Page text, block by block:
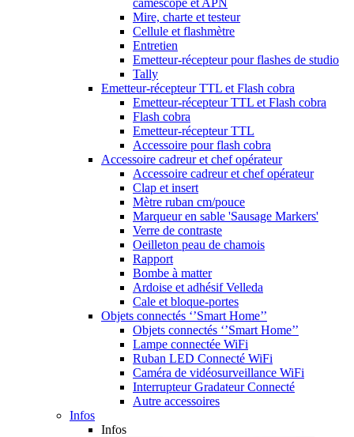
caméscope et APN
Mire, charte et testeur
Cellule et flashmètre
Entretien
Emetteur-récepteur pour flashes de studio
Tally
Emetteur-récepteur TTL et Flash cobra
Emetteur-récepteur TTL et Flash cobra
Flash cobra
Emetteur-récepteur TTL
Accessoire pour flash cobra
Accessoire cadreur et chef opérateur
Accessoire cadreur et chef opérateur
Clap et insert
Mètre ruban cm/pouce
Marqueur en sable 'Sausage Markers'
Verre de contraste
Oeilleton peau de chamois
Rapport
Bombe à matter
Ardoise et adhésif Velleda
Cale et bloque-portes
Objets connectés ‘’Smart Home’’
Objets connectés ‘’Smart Home’’
Lampe connectée WiFi
Ruban LED Connecté WiFi
Caméra de vidéosurveillance WiFi
Interrupteur Gradateur Connecté
Autre accessoires
Infos
Infos